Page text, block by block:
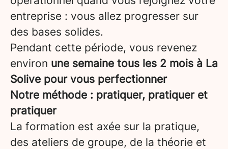
entreprise : vous allez progresser sur
des bases solides.
Pendant cette période, vous revenez
environ une semaine tous les 2 mois à La
Solive pour vous perfectionner
Notre méthode : pratiquer, pratiquer et
pratiquer
La formation est axée sur la pratique,
des ateliers de groupe, de la théorie et